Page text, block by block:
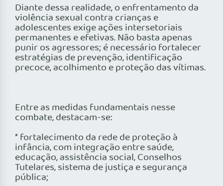
Diante dessa realidade, o enfrentamento da
violência sexual contra crianças e
adolescentes exige ações intersetoriais
permanentes e efetivas. Não basta apenas
punir os agressores; é necessário fortalecer
estratégias de prevenção, identificação
precoce, acolhimento e proteção das vítimas.
Entre as medidas fundamentais nesse
combate, destacam-se:
* fortalecimento da rede de proteção à
infância, com integração entre saúde,
educação, assistência social, Conselhos
Tutelares, sistema de justiça e segurança
pública;